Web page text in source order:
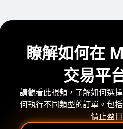
瞭解如何在
交易平
請觀看此視頻，了解如何選
何執行不同類型的訂單。包
價止盈